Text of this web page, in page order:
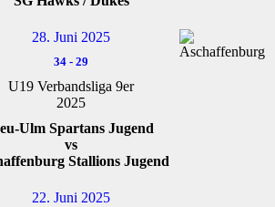
28. Juni 2025
34 - 29
U19 Verbandsliga 9er
2025
Ulm Spartans Jugend
vs
Stallions Jugend
22. Juni 2025